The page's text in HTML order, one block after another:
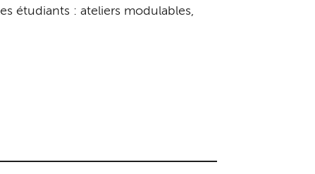
étudiants : ateliers modulables,